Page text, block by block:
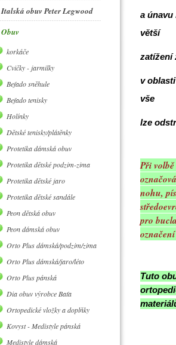
a únavu
větší
zatížení
v
vše
lze
Při
nohu,
pro
Tuto
orto
Italská obuv Peter Legwood
Obuv
korkáče
Cvičky - jarmilky
Befado sněhule
Befado tenisky
Holínky
Dětské tenisky/plátěnky
Protetika dámská obuv
Protetika dětské podzim-zima
Protetika dětské jaro
Protetika dětské sandále
Peon dětská obuv
Peon dámská obuv
Orto Plus dámská/podzim/zima
Orto Plus dámská/jaro/léto
Orto Plus pánská
Dia obuv výrobce Baťa
Ortopedické vložky a doplňky
Kovyst - Medistyle pánská
Medistyle dámská